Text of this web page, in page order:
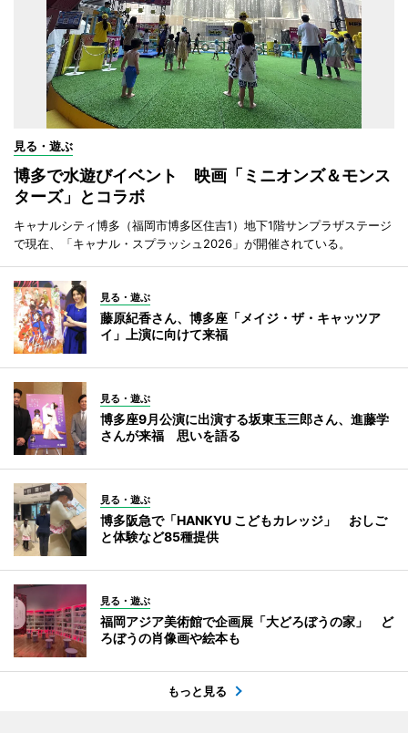
見る・遊ぶ
博多で水遊びイベント 映画「ミニオンズ＆モンス
ターズ」とコラボ
キャナルシティ博多（福岡市博多区住吉1）地下1階サンプラザステージ
で現在、「キャナル・スプラッシュ2026」が開催されている。
見る・遊ぶ
藤原紀香さん、博多座「メイジ・ザ・キャッツア
イ」上演に向けて来福
見る・遊ぶ
博多座9月公演に出演する坂東玉三郎さん、進藤学
さんが来福 思いを語る
見る・遊ぶ
博多阪急で「HANKYU こどもカレッジ」 おしご
と体験など85種提供
見る・遊ぶ
福岡アジア美術館で企画展「大どろぼうの家」 ど
ろぼうの肖像画や絵本も
もっと見る